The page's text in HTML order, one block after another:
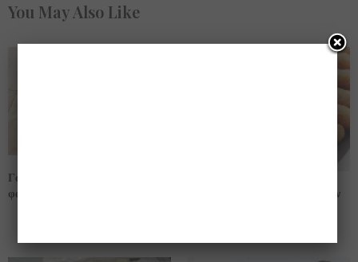
You May Also Like
Γαρίδες σαγανάκι… το
φανταστικό καλοκαιρινό πιάτο!!
Τραγανά δαχτυλίδια ……. με την